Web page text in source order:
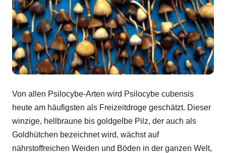
Von allen Psilocybe-Arten wird Psilocybe cubensis
heute am häufigsten als Freizeitdroge geschätzt. Dieser
winzige, hellbraune bis goldgelbe Pilz, der auch als
Goldhütchen bezeichnet wird, wächst auf
nährstoffreichen Weiden und Böden in der ganzen Welt,